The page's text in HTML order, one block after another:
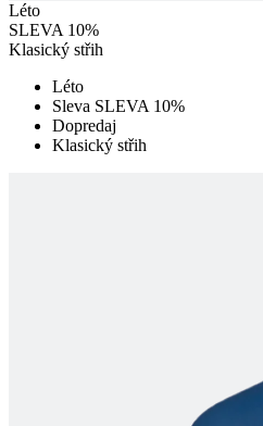
Léto
SLEVA 10%
Klasický střih
Léto
Sleva SLEVA 10%
Dopredaj
Klasický střih